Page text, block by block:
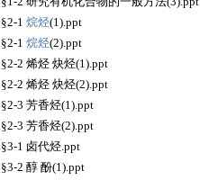
§2-1 烷烃(1).ppt
§2-1 烷烃(2).ppt
§2-2 烯烃 炔烃(1).ppt
§2-2 烯烃 炔烃(2).ppt
§2-3 芳香烃(1).ppt
§2-3 芳香烃(2).ppt
§3-1 卤代烃.ppt
§3-2 醇 酚(1).ppt